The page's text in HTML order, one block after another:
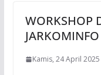
WORKSHOP
JARKOMINFO
Kamis, 24 April 2025